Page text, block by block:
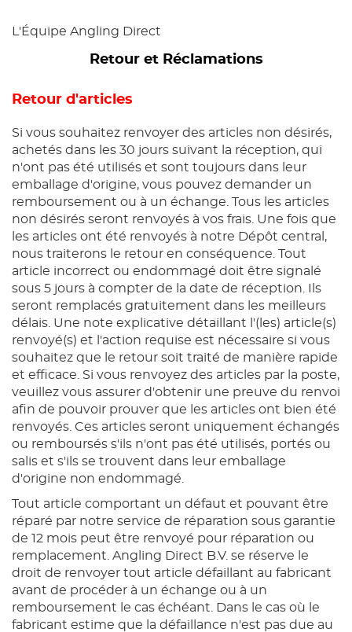
L'Équipe Angling Direct
Retour et Réclamations
Retour d'articles
Si vous souhaitez renvoyer des articles non désirés,
achetés dans les 30 jours suivant la réception, qui
n'ont pas été utilisés et sont toujours dans leur
emballage d'origine, vous pouvez demander un
remboursement ou à un échange. Tous les articles
non désirés seront renvoyés à vos frais. Une fois que
les articles ont été renvoyés à notre Dépôt central,
nous traiterons le retour en conséquence. Tout
article incorrect ou endommagé doit être signalé
sous 5 jours à compter de la date de réception. Ils
seront remplacés gratuitement dans les meilleurs
délais. Une note explicative détaillant l'(les) article(s)
renvoyé(s) et l'action requise est nécessaire si vous
souhaitez que le retour soit traité de manière rapide
et efficace. Si vous renvoyez des articles par la poste,
veuillez vous assurer d'obtenir une preuve du renvoi
afin de pouvoir prouver que les articles ont bien été
renvoyés. Ces articles seront uniquement échangés
ou remboursés s'ils n'ont pas été utilisés, portés ou
salis et s'ils se trouvent dans leur emballage
d'origine non endommagé.
Tout article comportant un défaut et pouvant être
réparé par notre service de réparation sous garantie
de 12 mois peut être renvoyé pour réparation ou
remplacement. Angling Direct B.V. se réserve le
droit de renvoyer tout article défaillant au fabricant
avant de procéder à un échange ou à un
remboursement le cas échéant. Dans le cas où le
fabricant estime que la défaillance n'est pas due au